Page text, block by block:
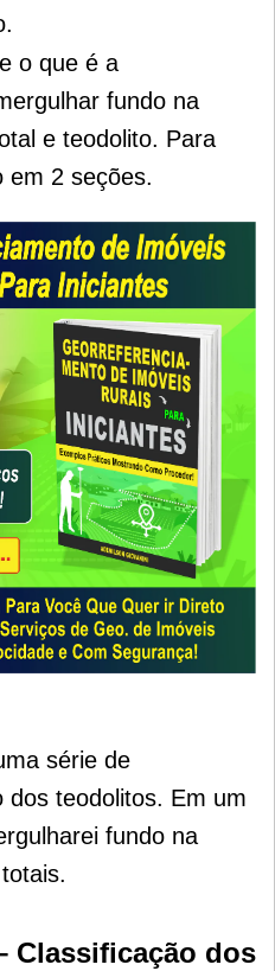
o que é a
fundo na
e teodolito. Para
em 2 seções.
série de
dos teodolitos. Em um
fundo na
Classificação dos